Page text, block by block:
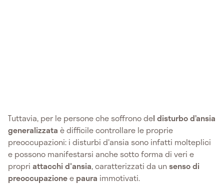
Tuttavia, per le persone che soffrono del disturbo d’ansia
generalizzata è difficile controllare le proprie
preoccupazioni: i disturbi d'ansia sono infatti molteplici
e possono manifestarsi anche sotto forma di veri e
propri attacchi d'ansia, caratterizzati da unsenso di
preoccupazionee paura immotivati.